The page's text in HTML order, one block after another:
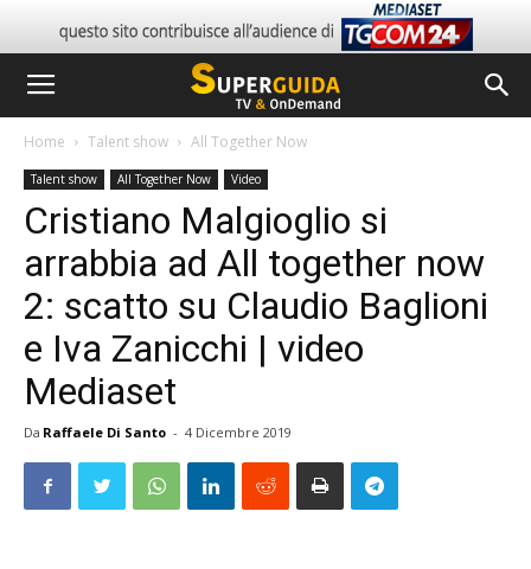
Home Talent show All Together Now
Talent show All Together Now Video
Cristiano Malgioglio si
arrabbia ad All together now
2: scatto su Claudio Baglioni
e Iva Zanicchi | video
Mediaset
Da Raffaele Di Santo - 4 Dicembre 2019